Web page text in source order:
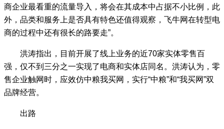
商企业最看重的流量导入，将会在其成本中占据不小比例，此
外，品类和服务上是否具有特色还值得观察，飞牛网在转型电
商的过程中还有很长的路要走”。
洪涛指出，目前开展了线上业务的近70家实体零售百
强，仅不到三分之一实现了电商和实体店同名。洪涛认为，零
售企业触网时，应效仿中粮我买网，实行“中粮”和“我买网”双
品牌经营。
出路